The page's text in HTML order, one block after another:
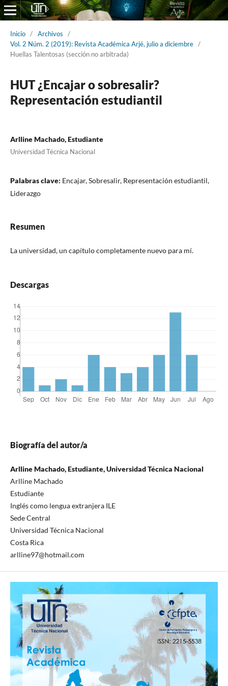
Inicio / Archivos
/
Vol. 2 Núm. 2 (2019): Revista Académica Arjé, julio a diciembre /
Huellas Talentosas (sección no arbitrada)
HUT ¿Encajar o sobresalir?
Representación estudiantil
Arlline Machado, Estudiante
Universidad Técnica Nacional
Palabras clave: Encajar, Sobresalir, Representación estudiantil,
Liderazgo
Resumen
La universidad, un capítulo completamente nuevo para mí.
Descargas
Biografía del autor/a
Arlline Machado, Estudiante, Universidad Técnica Nacional
Arlline Machado
Estudiante
Inglés como lengua extranjera ILE
Sede Central
Universidad Técnica Nacional
Costa Rica
arlline97@hotmail.com